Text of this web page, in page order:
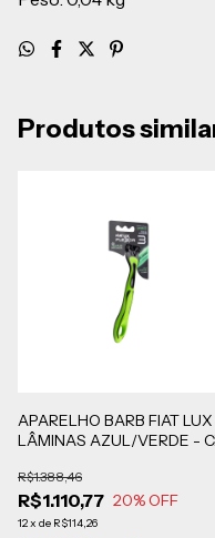
Produtos
APARELHO BARB FIAT LUX
LÂMINAS AZUL/VERDE -
R$1.110,77
R$1.388,46
20% OFF
12x de R$114,26